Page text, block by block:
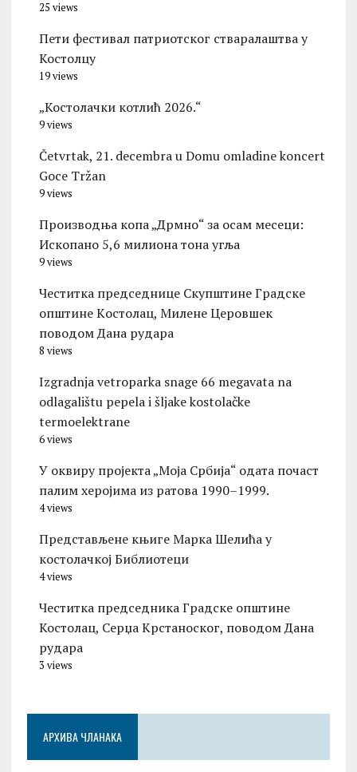
25 views
Пети фестивал патриотског стваралаштва у
Костолцу
19 views
„Костолачки котлић 2026.“
9 views
Četvrtak, 21. decembra u Domu omladine koncert
Goce Tržan
9 views
Производња копа „Дрмно“ за осам месеци:
Ископано 5,6 милиона тона угља
9 views
Честитка председнице Скупштине Градске
општине Kостолац, Милене Церовшек
поводом Дана рудара
8 views
Izgradnja vetroparka snage 66 megavata na
odlagalištu pepela i šljake kostolačke
termoelektrane
6 views
У оквиру пројекта „Моја Србија“ одата почаст
палим херојима из ратова 1990–1999.
4 views
Представљене књиге Марка Шелића у
костолачкој Библиотеци
4 views
Честитка председника Градске општине
Костолац, Серџа Крстаноског, поводом Дана
рудара
3 views
АРХИВА ЧЛАНАКА